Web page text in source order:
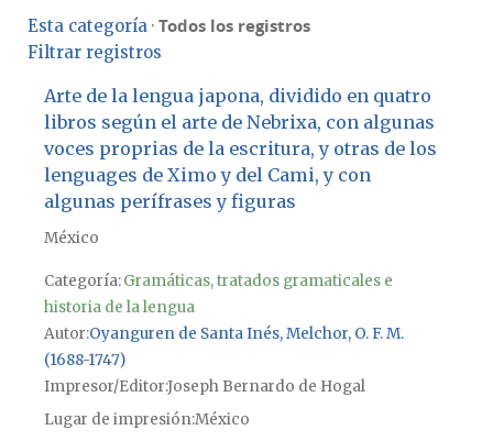
Esta categoría · Todos los registros
Filtrar registros
Arte de la lengua japona, dividido en quatro
libros según el arte de Nebrixa, con algunas
voces proprias de la escritura, y otras de los
lenguages de Ximo y del Cami, y con
algunas perífrases y figuras
México
Categoría:Gramáticas, tratados gramaticales e
historia de la lengua
Autor Oyanguren de Santa Inés, Melchor, O. F. M.
(1688-1747)
Impresor/EditorJoseph Bernardo de Hogal
Lugar de impresiónMéxico